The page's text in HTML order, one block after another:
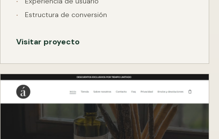
Estructura de conversión
Visitar proyecto